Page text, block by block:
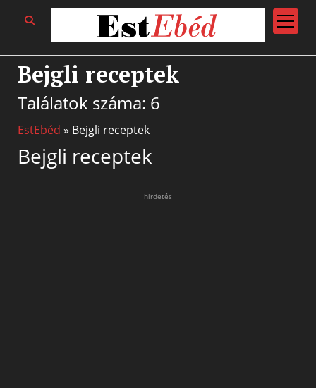
open
menu
Bejgli receptek
Találatok száma: 6
EstEbéd » Bejgli receptek
Bejgli receptek
hirdetés